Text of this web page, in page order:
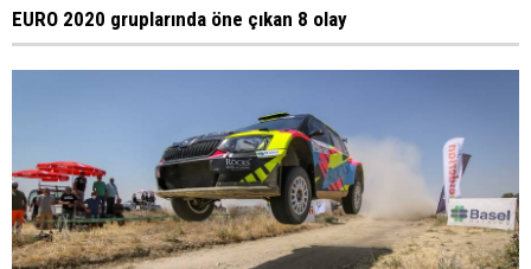
EURO 2020 gruplarında öne çıkan 8 olay